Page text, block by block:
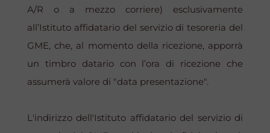
A/R o a mezzo corriere) esclusivamente
all’Istituto affidatario del servizio di tesoreria del
GME, che, al momento della ricezione, apporrà
un timbro datario con l’ora di ricezione che
assumerà valore di "data presentazione".
L'indirizzo dell'Istituto affidatario del servizio di